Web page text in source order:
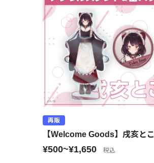
再販
【Welcome Goods】戌亥とこ
¥500~¥1,650 税込